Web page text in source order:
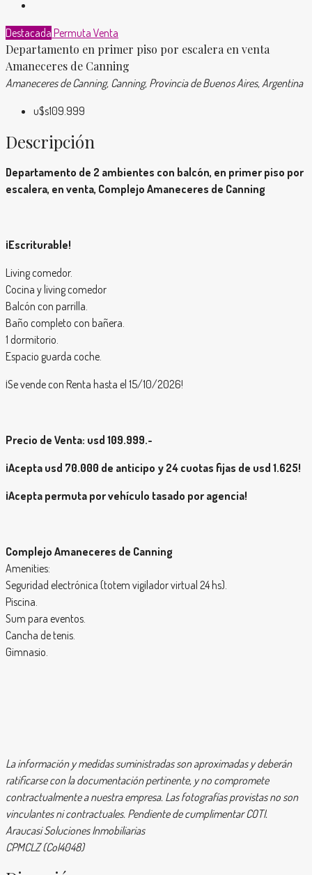
Destacada Permuta Venta
Departamento en primer piso por escalera en venta
Amaneceres de Canning
Amaneceres de Canning, Canning, Provincia de Buenos Aires, Argentina
u$s109.999
Descripción
Departamento de 2 ambientes con balcón, en primer piso por
escalera, en venta, Complejo Amaneceres de Canning
¡Escriturable!
Living comedor.
Cocina y living comedor
Balcón con parrilla.
Baño completo con bañera.
1 dormitorio.
Espacio guarda coche.
¡Se vende con Renta hasta el 15/10/2026!
Precio de Venta: usd 109.999.-
¡Acepta usd 70.000 de anticipo y 24 cuotas fijas de usd 1.625!
¡Acepta permuta por vehículo tasado por agencia!
Complejo Amaneceres de Canning
Amenities:
Seguridad electrónica (totem vigilador virtual 24 hs).
Piscina.
Sum para eventos.
Cancha de tenis.
Gimnasio.
La información y medidas suministradas son aproximadas y deberán
ratificarse con la documentación pertinente, y no compromete
contractualmente a nuestra empresa. Las fotografías provistas no son
vinculantes ni contractuales. Pendiente de cumplimentar COTI.
Araucasi Soluciones Inmobiliarias
CPMCLZ (Col4048)